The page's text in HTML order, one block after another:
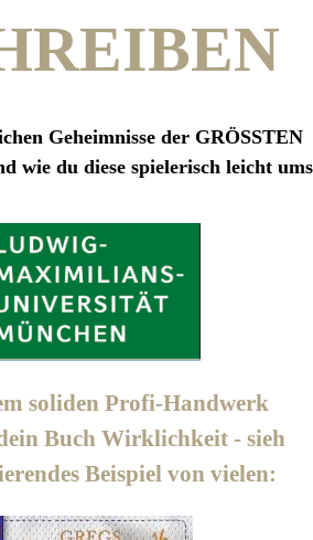
Geheimnisse der GRÖSSTEN
wie du diese spielerisch leicht
soliden Profi-Handwerk
Buch Wirklichkeit - sieh
Beispiel von vielen: